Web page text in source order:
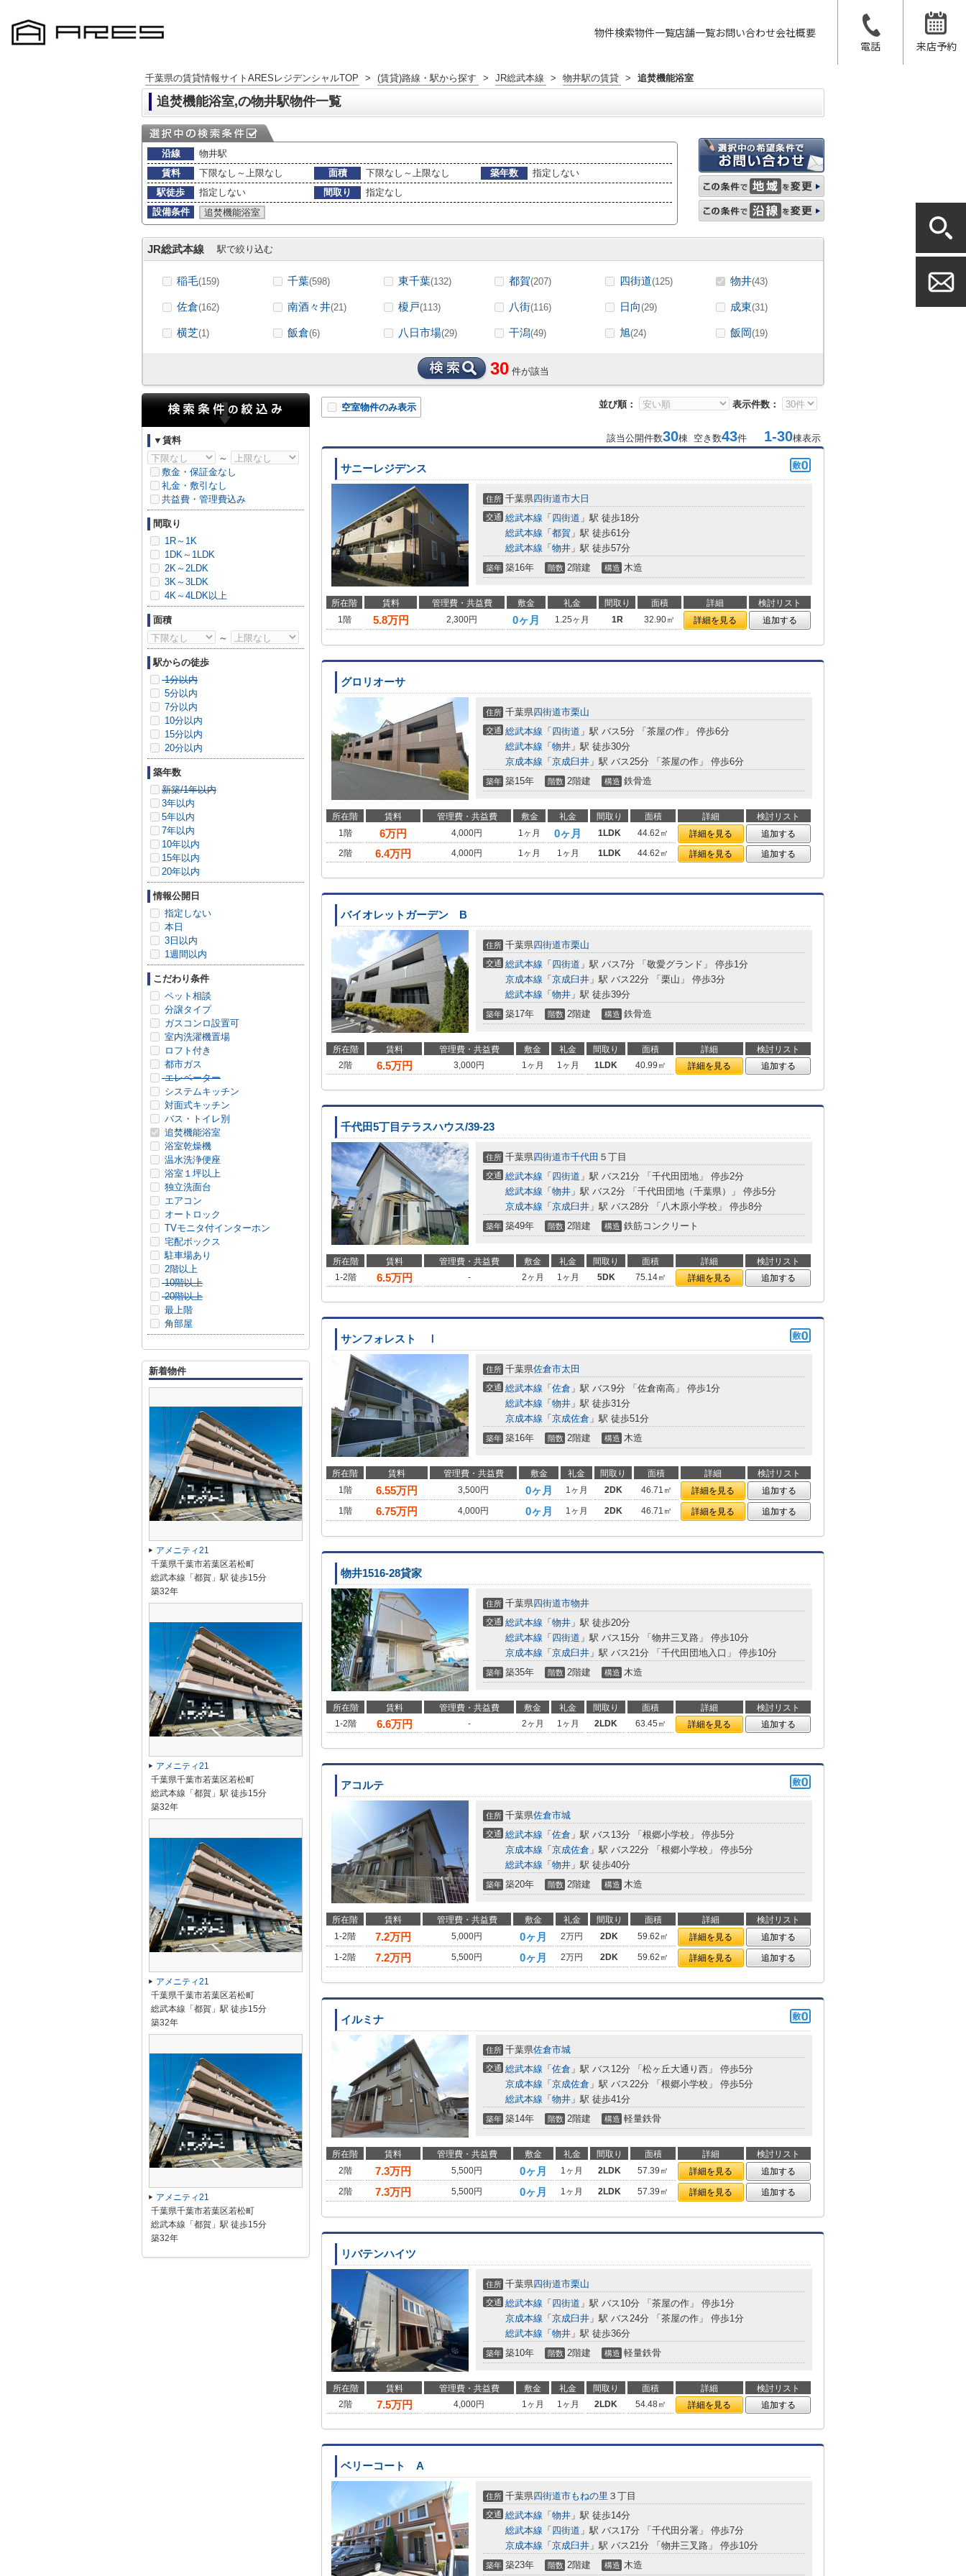
物件検索物件一覧店舗一覧お問い合わせ会社概要
電話
来店予約
千葉県の賃貸情報サイトARESレジデンシャルTOP > (賃貸)路線・駅から探す > JR総武本線 > 物井駅の賃貸 > 追焚機能浴室
追焚機能浴室,の物井駅物件一覧
沿線
物井駅
賃料
下限なし～上限なし 面積 下限なし～上限なし 築年数
指定しない
駅徒歩
指定しない 間取り
指定なし
設備条件
追焚機能浴室
JR総武本線 駅で絞り込む
稲毛(159) 千葉(598) 東千葉(132) 都賀(207) 四街道(125) 物井(43)
佐倉(162) 南酒々井(21) 榎戸(113) 八街(116) 日向(29) 成東(31)
横芝(1) 飯倉(6) 八日市場(29) 干潟(49) 旭(24) 飯岡(19)
30 件が該当
並び順： 表示件数：
空室物件のみ表示
該当公開件数30棟 空き数43件 1-30棟表示
サニーレジデンス
住所 千葉県四街道市大日
交通 総武本線 「 四街道 」駅 徒歩18分
総武本線 「 都賀 」駅 徒歩61分
総武本線 「 物井 」駅 徒歩57分
築年 築16年 階数 2階建 構造 木造
所在階 賃料 管理費・共益費 敷金 礼金 間取り 面積 詳細
検討リスト
1階
5.8万円 2,300円 0ヶ月 1.25ヶ月 1R 32.90㎡ 詳細を見る 追加する
グロリオーサ
住所 千葉県四街道市栗山
交通 総武本線 「 四街道 」駅 バス5分 「茶屋の作」 停歩6分
総武本線 「 物井 」駅 徒歩30分
京成本線 「 京成臼井 」駅 バス25分 「茶屋の作」 停歩6分
築年 築15年 階数 2階建 構造 鉄骨造
所在階 賃料 管理費・共益費 敷金 礼金 間取り 面積 詳細
検討リスト
1階
6万円 4,000円 1ヶ月 0ヶ月 1LDK 44.62㎡ 詳細を見る
追加する
2階
6.4万円 4,000円 1ヶ月 1ヶ月 1LDK 44.62㎡ 詳細を見る 追加する
バイオレットガーデン B
住所 千葉県四街道市栗山
交通 総武本線 「 四街道 」駅 バス7分 「敬愛グランド」 停歩1分
京成本線 「 京成臼井 」駅 バス22分 「栗山」 停歩3分
総武本線 「 物井 」駅 徒歩39分
築年 築17年 階数 2階建 構造 鉄骨造
所在階 賃料 管理費・共益費 敷金 礼金 間取り 面積 詳細
検討リスト
2階
6.5万円 3,000円 1ヶ月 1ヶ月 1LDK 40.99㎡ 詳細を見る 追加する
千代田5丁目テラスハウス/39-23
住所 千葉県四街道市千代田 ５丁目
交通 総武本線 「 四街道 」駅 バス21分 「千代田団地」 停歩2分
総武本線 「 物井 」駅 バス2分 「千代田団地（千葉県）」 停歩5分
京成本線 「 京成臼井 」駅 バス28分 「八木原小学校」 停歩8分
築年 築49年 階数 2階建 構造 鉄筋コンクリート
所在階 賃料 管理費・共益費 敷金 礼金 間取り 面積 詳細
検討リスト
1-2階
6.5万円 - 2ヶ月 1ヶ月 5DK 75.14㎡ 詳細を見る 追加する
サンフォレスト Ⅰ
住所 千葉県佐倉市太田
交通 総武本線 「 佐倉 」駅 バス9分 「佐倉南高」 停歩1分
総武本線 「 物井 」駅 徒歩31分
京成本線 「 京成佐倉 」駅 徒歩51分
築年 築16年 階数 2階建 構造 木造
所在階 賃料 管理費・共益費 敷金 礼金 間取り 面積 詳細
検討リスト
1階
6.55万円 3,500円 0ヶ月 1ヶ月 2DK 46.71㎡ 詳細を見る
追加する
1階
6.75万円 4,000円 0ヶ月 1ヶ月 2DK 46.71㎡ 詳細を見る 追加する
物井1516-28貸家
住所 千葉県四街道市物井
交通 総武本線 「 物井 」駅 徒歩20分
総武本線 「 四街道 」駅 バス15分 「物井三叉路」 停歩10分
京成本線 「 京成臼井 」駅 バス21分 「千代田団地入口」 停歩10分
築年 築35年 階数 2階建 構造 木造
所在階 賃料 管理費・共益費 敷金 礼金 間取り 面積 詳細
検討リスト
1-2階
6.6万円 - 2ヶ月 1ヶ月 2LDK 63.45㎡ 詳細を見る 追加する
アコルテ
住所 千葉県佐倉市城
交通 総武本線 「 佐倉 」駅 バス13分 「根郷小学校」 停歩5分
京成本線 「 京成佐倉 」駅 バス22分 「根郷小学校」 停歩5分
総武本線 「 物井 」駅 徒歩40分
築年 築20年 階数 2階建 構造 木造
所在階 賃料 管理費・共益費 敷金 礼金 間取り 面積 詳細
検討リスト
1-2階
7.2万円 5,000円 0ヶ月 2万円 2DK 59.62㎡ 詳細を見る
追加する
1-2階
7.2万円 5,500円 0ヶ月 2万円 2DK 59.62㎡ 詳細を見る 追加する
イルミナ
住所 千葉県佐倉市城
交通 総武本線 「 佐倉 」駅 バス12分 「松ヶ丘大通り西」 停歩5分
京成本線 「 京成佐倉 」駅 バス22分 「根郷小学校」 停歩5分
総武本線 「 物井 」駅 徒歩41分
築年 築14年 階数 2階建 構造 軽量鉄骨
所在階 賃料 管理費・共益費 敷金 礼金 間取り 面積 詳細
検討リスト
2階
7.3万円 5,500円 0ヶ月 1ヶ月 2LDK 57.39㎡ 詳細を見る
追加する
2階
7.3万円 5,500円 0ヶ月 1ヶ月 2LDK 57.39㎡ 詳細を見る 追加する
リバテンハイツ
住所 千葉県四街道市栗山
交通 総武本線 「 四街道 」駅 バス10分 「茶屋の作」 停歩1分
京成本線 「 京成臼井 」駅 バス24分 「茶屋の作」 停歩1分
総武本線 「 物井 」駅 徒歩36分
築年 築10年 階数 2階建 構造 軽量鉄骨
所在階 賃料 管理費・共益費 敷金 礼金 間取り 面積 詳細
検討リスト
2階
7.5万円 4,000円 1ヶ月 1ヶ月 2LDK 54.48㎡ 詳細を見る 追加する
ベリーコート A
住所 千葉県四街道市もねの里 ３丁目
交通 総武本線 「 物井 」駅 徒歩14分
総武本線 「 四街道 」駅 バス17分 「千代田分署」 停歩7分
京成本線 「 京成臼井 」駅 バス21分 「物井三叉路」 停歩10分
築年 築23年 階数 2階建 構造 木造
▼賃料
～
敷金・保証金なし
礼金・敷引なし
共益費・管理費込み
間取り
1R～1K
1DK～1LDK
2K～2LDK
3K～3LDK
4K～4LDK以上
面積
～
駅からの徒歩
1分以内
5分以内
7分以内
10分以内
15分以内
20分以内
築年数
新築/1年以内
3年以内
5年以内
7年以内
10年以内
15年以内
20年以内
情報公開日
指定しない
本日
3日以内
1週間以内
こだわり条件
ペット相談
分譲タイプ
ガスコンロ設置可
室内洗濯機置場
ロフト付き
都市ガス
エレベーター
システムキッチン
対面式キッチン
バス・トイレ別
追焚機能浴室
浴室乾燥機
温水洗浄便座
浴室１坪以上
独立洗面台
エアコン
オートロック
TVモニタ付インターホン
宅配ボックス
駐車場あり
2階以上
10階以上
20階以上
最上階
角部屋
新着物件
アメニティ21
千葉県千葉市若葉区若松町
総武本線「都賀」駅 徒歩15分
築32年
アメニティ21
千葉県千葉市若葉区若松町
総武本線「都賀」駅 徒歩15分
築32年
アメニティ21
千葉県千葉市若葉区若松町
総武本線「都賀」駅 徒歩15分
築32年
アメニティ21
千葉県千葉市若葉区若松町
総武本線「都賀」駅 徒歩15分
築32年